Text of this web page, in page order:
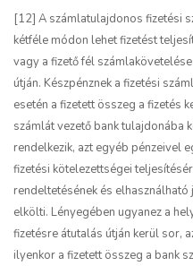
[12] A számlatulajdonos fizetési
kétféle módon lehet fizetést
vagy a fizető fél
útján. Készpénznek a fizetési
esetén a fizetett összeg a fizetés
számlát vezető bank tulajdonába
rendelkezik, azt egyéb pénzeivel
fizetési kötelezettségei
rendeltetésének és
elkölti. Lényegében ugyanez a
fizetésre átutalás útján kerül sor,
ilyenkor a fizetett összeg a bank